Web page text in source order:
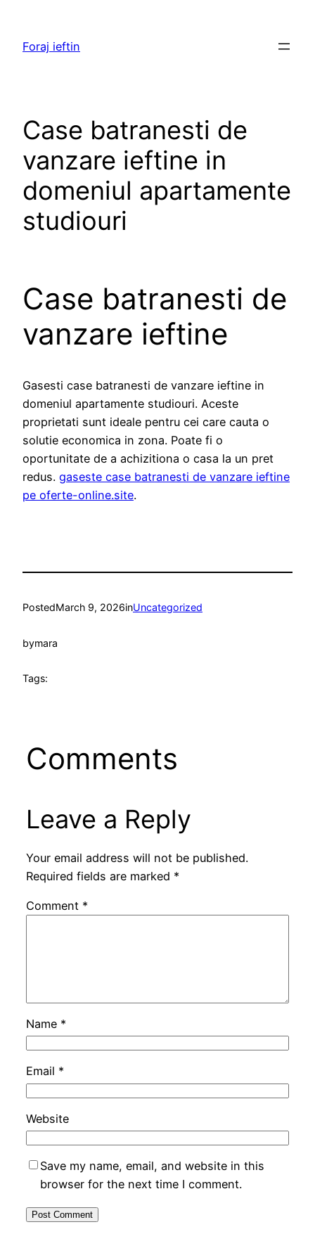
content
Foraj ieftin
Case batranesti de
vanzare ieftine in
domeniul apartamente
studiouri
Case batranesti de
vanzare ieftine
Gasesti case batranesti de vanzare ieftine in
domeniul apartamente studiouri. Aceste
proprietati sunt ideale pentru cei care cauta o
solutie economica in zona. Poate fi o
oportunitate de a achizitiona o casa la un pret
redus. gaseste case batranesti de vanzare ieftine
pe oferte-online.site.
PostedMarch 9, 2026inUncategorized
bymara
Tags:
Comments
Leave a Reply
Your email address will not be published.
Required fields are marked *
Comment *
Name *
Email *
Website
Save my name, email, and website in this
browser for the next time I comment.